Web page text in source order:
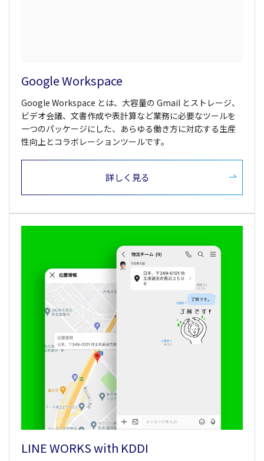
Google Workspace
Google Workspace とは、大容量の Gmail とストレージ、
ビデオ会議、文書作成や表計算など業務に必要なツールを
一つのパッケージにした、あらゆる働き方に対応する生産
性向上とコラボレーションツールです。
詳しく見る
LINE WORKS with KDDI